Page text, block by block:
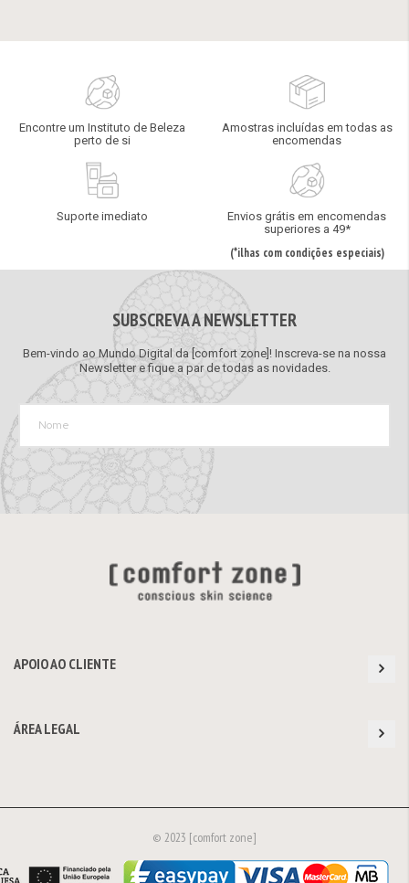
Encontre um Instituto de Beleza
perto de si
Amostras incluídas em todas as
encomendas
Suporte imediato
Envios grátis em encomendas
superiores a 49*
(*ilhas com condições especiais)
SUBSCREVA A NEWSLETTER
Bem-vindo ao Mundo Digital da [comfort zone]! Inscreva-se na nossa
Newsletter e fique a par de todas as novidades.
APOIO AO CLIENTE
ÁREA LEGAL
© 2023 [comfort zone]